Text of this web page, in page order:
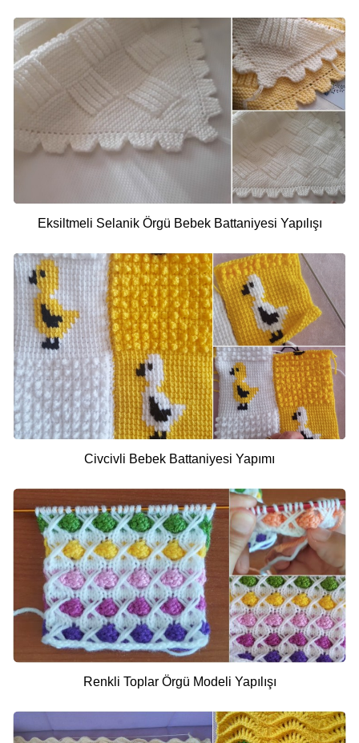
Eksiltmeli Selanik Örgü Bebek Battaniyesi Yapılışı
Civcivli Bebek Battaniyesi Yapımı
Renkli Toplar Örgü Modeli Yapılışı